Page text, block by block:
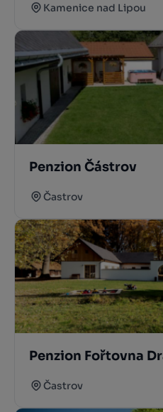
Kamenice nad Lipou
Penzion Částrov
Častrov
Penzion Fořtovna
Častrov